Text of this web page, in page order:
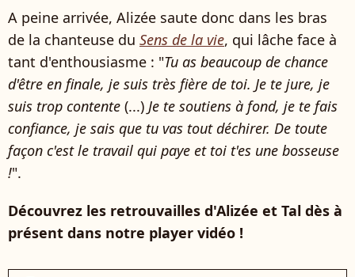
A peine arrivée, Alizée saute donc dans les bras
de la chanteuse du Sens de la vie, qui lâche face à
tant d'enthousiasme : "Tu as beaucoup de chance
d'être en finale, je suis très fière de toi. Je te jure, je
suis trop contente (...) Je te soutiens à fond, je te fais
confiance, je sais que tu vas tout déchirer. De toute
façon c'est le travail qui paye et toi t'es une bosseuse
!".
Découvrez les retrouvailles d'Alizée et Tal dès à
présent dans notre player vidéo !